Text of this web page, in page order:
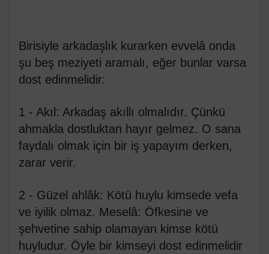
Birisiyle arkadaşlık kurarken evvelâ onda
şu beş meziyeti aramalı, eğer bunlar varsa
dost edinmelidir:
1 - Akıl: Arkadaş akıllı olmalıdır. Çünkü
ahmakla dostluktan hayır gelmez. O sana
faydalı olmak için bir iş yapayım derken,
zarar verir.
2 - Güzel ahlâk: Kötü huylu kimsede vefa
ve iyilik olmaz. Meselâ: Öfkesine ve
şehvetine sahip olamayan kimse kötü
huyludur. Öyle bir kimseyi dost edinmelidir